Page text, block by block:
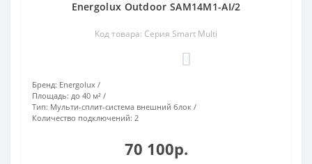
Energolux Outdoor SAM14M1-AI/2
Код товара: Серия Smart Multi
Бренд: Energolux
Площадь: до 40 м²
Тип: Мульти-сплит-система внешний блок
Количество подключений: 2
70 100р.